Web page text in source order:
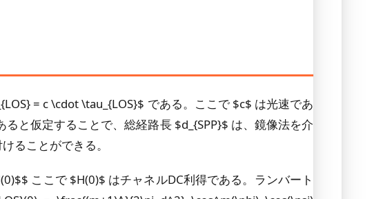
= c \cdot \tau_{LOS}$ である。ここで $c$ は光速であ
と仮定することで、総経路長 $d_{SPP}$ は、鏡像法を介
ることができる。
ここで $H(0)$ はチャネルDC利得である。ランバート